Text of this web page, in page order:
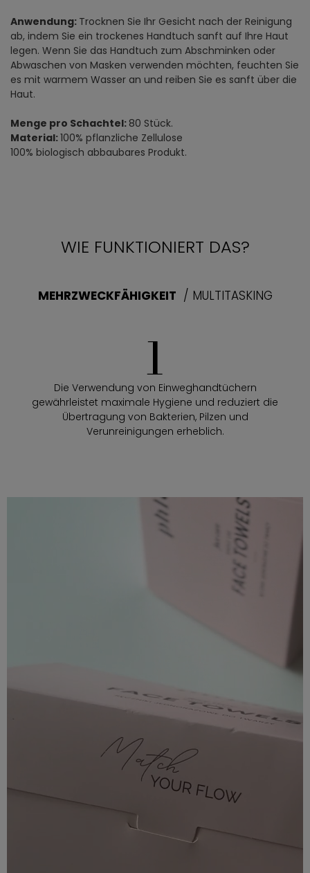
Anwendung: Trocknen Sie Ihr Gesicht nach der Reinigung
ab, indem Sie ein trockenes Handtuch sanft auf Ihre Haut
legen. Wenn Sie das Handtuch zum Abschminken oder
Abwaschen von Masken verwenden möchten, feuchten Sie
es mit warmem Wasser an und reiben Sie es sanft über die
Haut.
Menge pro Schachtel: 80 Stück.
Material:100% pflanzliche Zellulose
100% biologisch abbaubares Produkt.
WIE FUNKTIONIERT DAS?
MEHRZWECKFÄHIGKEIT / MULTITASKING
1
Die Verwendung von Einweghandtüchern
gewährleistet maximale Hygiene und reduziert die
Übertragung von Bakterien, Pilzen und
Verunreinigungen erheblich.